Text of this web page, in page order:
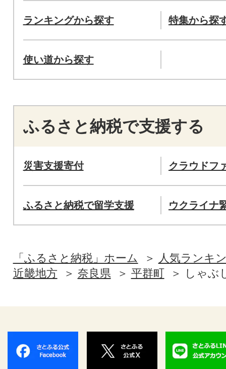
ランキングから探す 特集から探
使い道から探す
ふるさと納税で支援する
災害支援寄付 クラウドフ
ふるさと納税で留学支援 ウクライナ
「ふるさと納税」ホーム
人気ランキ
近畿地方
奈良県 平群町 しゃぶ